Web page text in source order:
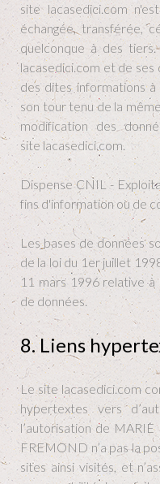
site lacasedici.com
échangée, transférée,
quelconque à des
lacasedici.com et de
des dites informations
son tour tenu de la
modification des
site lacasedici.com.
Dispense CNIL -
fins d'information ou de
Les bases de données
de la loi du 1er juillet
11 mars 1996 relative à
de données.
8. Liens
Le site lacasedici.com
hypertextes vers
l’autorisation de
FREMOND n’a pas la
sites ainsi visités, et